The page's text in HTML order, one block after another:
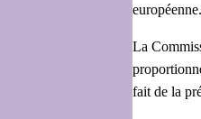
La
fait de la